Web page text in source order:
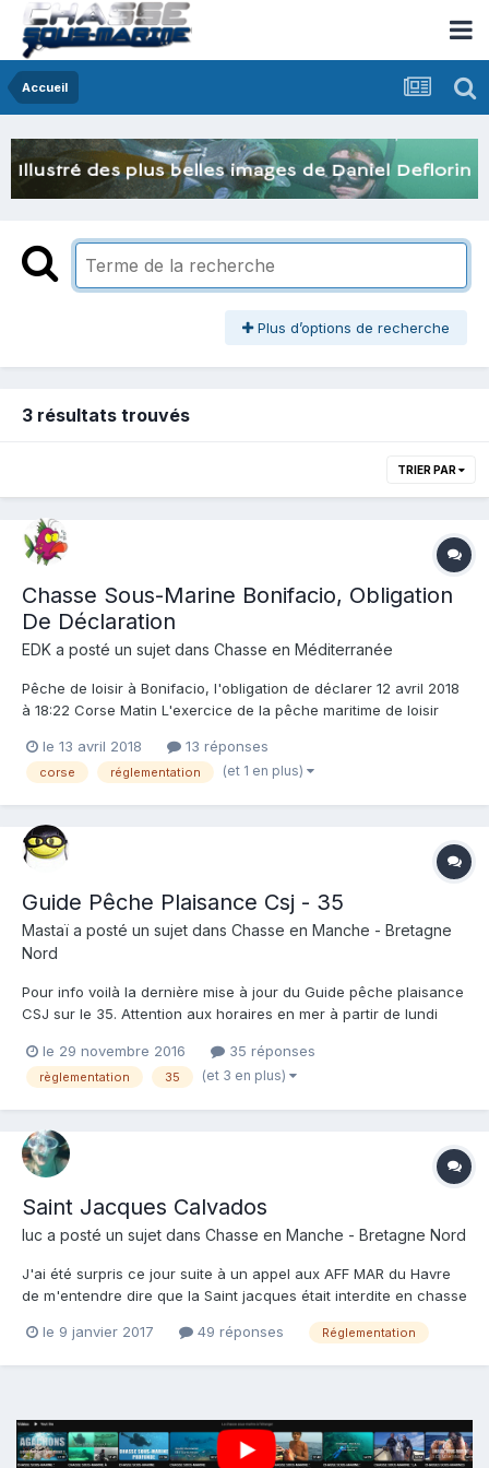
Accueil
Plus d’options de recherche
3 résultats trouvés
TRIER PAR
Chasse Sous-Marine Bonifacio, Obligation
De Déclaration
EDK a posté un sujet dans Chasse en Méditerranée
Pêche de loisir à Bonifacio, l'obligation de déclarer 12 avril 2018
à 18:22 Corse Matin L'exercice de la pêche maritime de loisir
réglementé par l'arrêté préfectoral n° R20-2018-03-02-001 du 2
mars 2018. Le dispositif mis en place p...
le 13 avril 2018 13 réponses
corse réglementation (et 1 en plus)
Guide Pêche Plaisance Csj - 35
Mastaï a posté un sujet dans Chasse en Manche - Bretagne
Nord
Pour info voilà la dernière mise à jour du Guide pêche plaisance
CSJ sur le 35. Attention aux horaires en mer à partir de lundi
fouillis, mais tout y est...
le 29 novembre 2016 35 réponses
règlementation 35 (et 3 en plus)
Saint Jacques Calvados
luc a posté un sujet dans Chasse en Manche - Bretagne Nord
J'ai été surpris ce jour suite à un appel aux AFF MAR du Havre
de m'entendre dire que la Saint jacques était interdite en chasse
m'indiquait que je n'étais pas le premier à appeler et qu'il était
le 9 janvier 2017 49 réponses Réglementation